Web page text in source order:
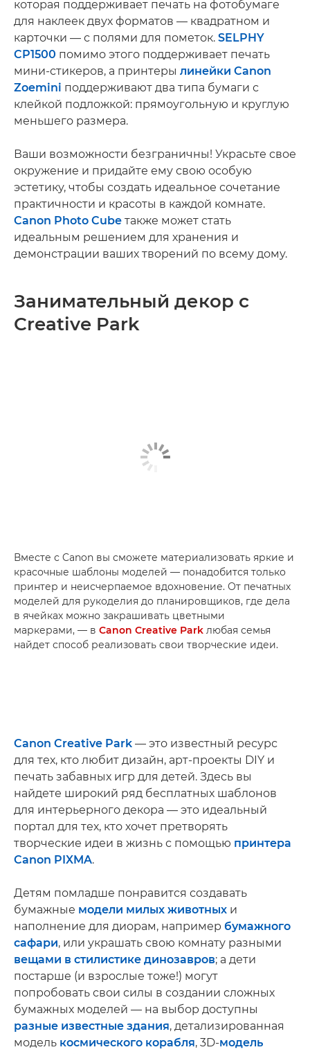
которая поддерживает печать на фотобумаге
для наклеек двух форматов — квадратном и
карточки — с полями для пометок. SELPHY
CP1500 помимо этого поддерживает печать
мини-стикеров, а принтеры линейки Canon
Zoemini поддерживают два типа бумаги с
клейкой подложкой: прямоугольную и круглую
меньшего размера.
Ваши возможности безграничны! Украсьте свое
окружение и придайте ему свою особую
эстетику, чтобы создать идеальное сочетание
практичности и красоты в каждой комнате.
Canon Photo Cube также может стать
идеальным решением для хранения и
демонстрации ваших творений по всему дому.
Занимательный декор с
Creative Park
Вместе с Canon вы сможете материализовать яркие и
красочные шаблоны моделей — понадобится только
принтер и неисчерпаемое вдохновение. От печатных
моделей для рукоделия до планировщиков, где дела
в ячейках можно закрашивать цветными
маркерами, — в Canon Creative Park любая семья
найдет способ реализовать свои творческие идеи.
Canon Creative Park — это известный ресурс
для тех, кто любит дизайн, арт-проекты DIY и
печать забавных игр для детей. Здесь вы
найдете широкий ряд бесплатных шаблонов
для интерьерного декора — это идеальный
портал для тех, кто хочет претворять
творческие идеи в жизнь с помощью принтера
Canon PIXMA.
Детям помладше понравится создавать
бумажные модели милых животных и
наполнение для диорам, например бумажного
сафари, или украшать свою комнату разными
вещами в стилистике динозавров; а дети
постарше (и взрослые тоже!) могут
попробовать свои силы в создании сложных
бумажных моделей — на выбор доступны
разные известные здания, детализированная
модель космического корабля, 3D-модель